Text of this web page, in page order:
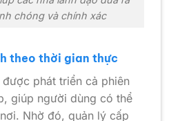
chóng và chính xác
theo thời gian thực
được phát triển cả phiên
giúp người dùng có thể
Nhờ đó, quản lý cấp